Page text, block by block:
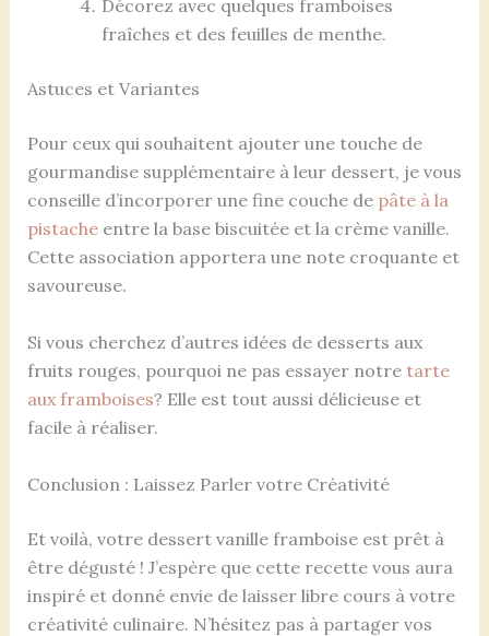
Décorez avec quelques framboises
fraîches et des feuilles de menthe.
Astuces et Variantes
Pour ceux qui souhaitent ajouter une touche de
gourmandise supplémentaire à leur dessert, je vous
conseille d’incorporer une fine couche de pâte à la
pistacheentre la base biscuitée et la crème vanille.
Cette association apportera une note croquante et
savoureuse.
Si vous cherchez d’autres idées de desserts aux
fruits rouges, pourquoi ne pas essayer notre tarte
aux framboises? Elle est tout aussi délicieuse et
facile à réaliser.
Conclusion : Laissez Parler votre Créativité
Et voilà, votre dessert vanille framboise est prêt à
être dégusté ! J’espère que cette recette vous aura
inspiré et donné envie de laisser libre cours à votre
créativité culinaire. N’hésitez pas à partager vos